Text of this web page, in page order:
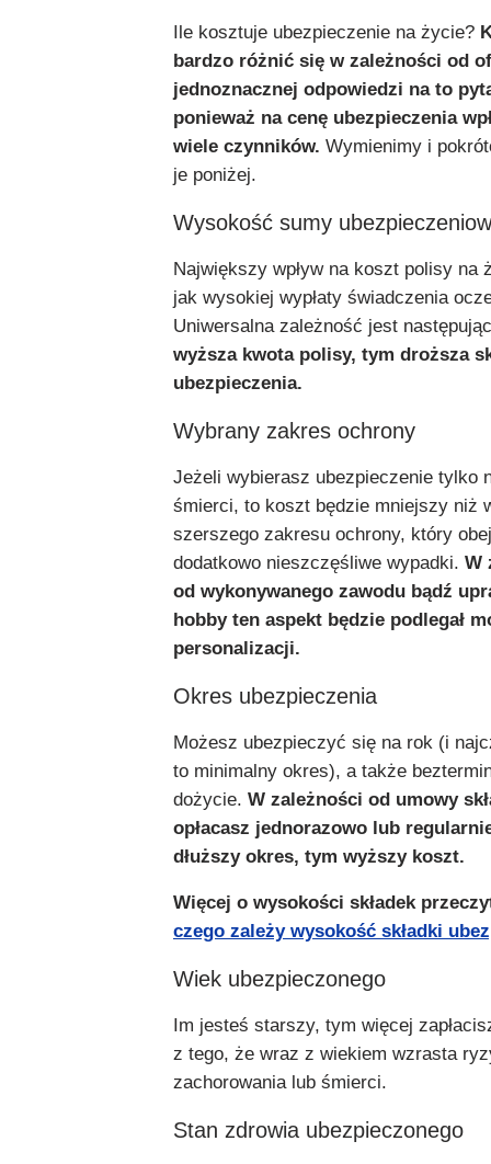
Ile kosztuje ubezpieczenie na życie?
bardzo różnić się w zależności od
jednoznacznej odpowiedzi na to
ponieważ na cenę ubezpieczenia
wiele czynników. Wymienimy i
je poniżej.
Wysokość sumy
Największy wpływ na koszt polisy na
jak wysokiej wypłaty świadczenia
Uniwersalna zależność jest
wyższa kwota polisy, tym droższa
ubezpieczenia.
Wybrany zakres ochrony
Jeżeli wybierasz ubezpieczenie tylko
śmierci, to koszt będzie mniejszy niż
szerszego zakresu ochrony, który
dodatkowo nieszczęśliwe wypadki. W
od wykonywanego zawodu bądź
hobby ten aspekt będzie podlegał
personalizacji.
Okres ubezpieczenia
Możesz ubezpieczyć się na rok (i
to minimalny okres), a także
dożycie. W zależności od umowy
opłacasz jednorazowo lub
dłuższy okres, tym wyższy koszt.
Więcej o wysokości składek
czego zależy wysokość składki
Wiek ubezpieczonego
Im jesteś starszy, tym więcej
z tego, że wraz z wiekiem wzrasta
zachorowania lub śmierci.
Stan zdrowia ubezpieczonego